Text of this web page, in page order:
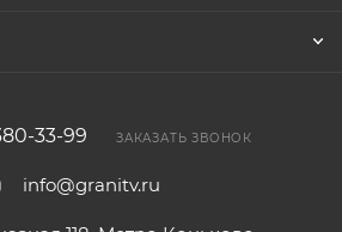
33-99 ЗАКАЗАТЬ ЗВОНОК
info@granitv.ru